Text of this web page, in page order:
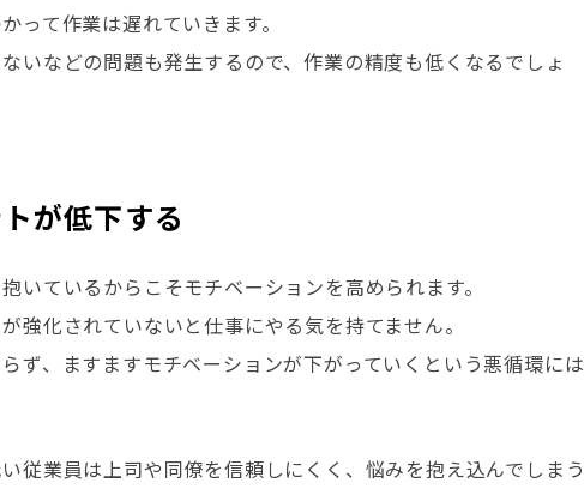
って作業は遅れていきます。
いなどの問題も発生するので、作業の精度も低くなるでしょ
が低下する
いているからこそモチベーションを高められます。
強化されていないと仕事にやる気を持てません。
ず、ますますモチベーションが下がっていくという悪循環には
従業員は上司や同僚を信頼しにくく、悩みを抱え込んでしまう